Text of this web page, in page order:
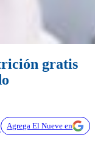
gratis
Agrega El Nueve en